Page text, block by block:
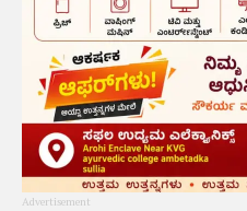
Advertisement